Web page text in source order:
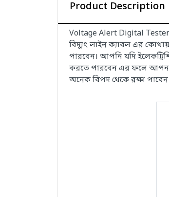
Product Description
Voltage Alert Digital Tester
বিদ্যুৎ লাইন ক্যাবল এর কোথায়
পারবেন। আপনি যদি
করতে পারবেন এর ফলে আপনার
অনেক বিপদ থেকে রক্ষা